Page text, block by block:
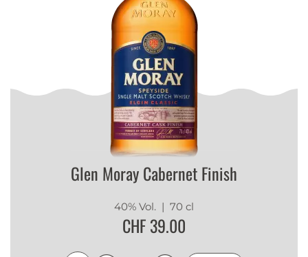
Glen Moray Cabernet Finish
40% Vol. | 70 cl
CHF 39.00